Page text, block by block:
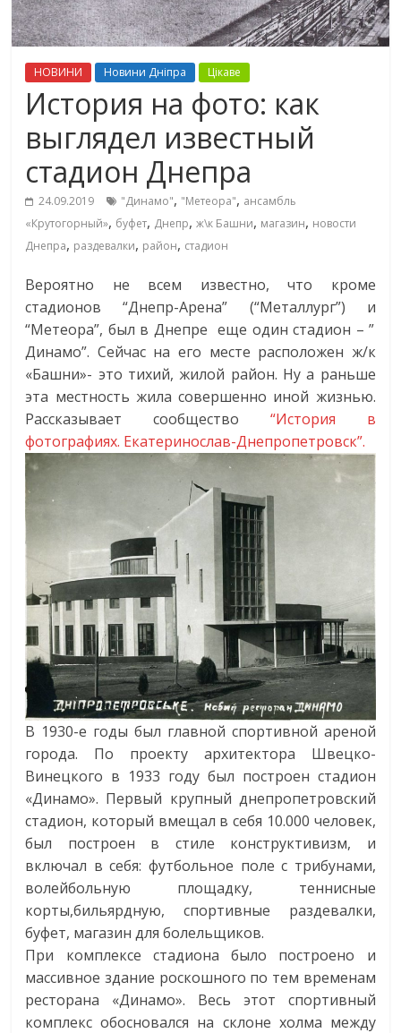
НОВИНИ Новини Дніпра Цікаве
История на фото: как
выглядел известный
стадион Днепра
24.09.2019 "Динамо", "Метеора", ансамбль
«Крутогорный», буфет, Днепр,ж\к Башни, магазин, новости
Днепра, раздевалки, район, стадион
Вероятно не всем известно, что кроме
стадионов “Днепр-Арена” (“Металлург”) и
“Метеора”, был в Днепре еще один стадион – ”
Динамо”. Сейчас на его месте расположен ж/к
«Башни»- это тихий, жилой район. Ну а раньше
эта местность жила совершенно иной жизнью.
Рассказывает сообщество “История в
фотографиях. Екатеринослав-Днепропетровск”.
В 1930-е годы был главной спортивной ареной
города. По проекту архитектора Швецко-
Винецкого в 1933 году был построен стадион
«Динамо». Первый крупный днепропетровский
стадион, который вмещал в себя 10.000 человек,
был построен в стиле конструктивизм, и
включал в себя: футбольное поле с трибунами,
волейбольную площадку, теннисные
корты,бильярдную, спортивные раздевалки,
буфет, магазин для болельщиков.
При комплексе стадиона было построено и
массивное здание роскошного по тем временам
ресторана «Динамо». Весь этот спортивный
комплекс обосновался на склоне холма между